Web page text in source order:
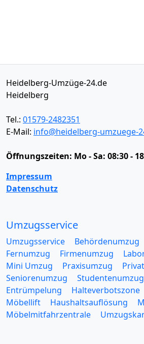
Heidelberg-Umzüge-24.de
Heidelberg
Tel.: 01579-2482351
E-Mail: info@heidelberg-umzuege-
Öffnungszeiten: Mo - Sa: 08:30 -
Impressum
Datenschutz
Umzugsservice
Umzugsservice Behördenumzug
Fernumzug
Firmenumzug
Mini Umzug
Praxisumzug
Seniorenumzug
Studentenumzug
Entrümpelung
Halteverbotszone
Möbellift
Haushaltsauflösung
Möbelmitfahrzentrale